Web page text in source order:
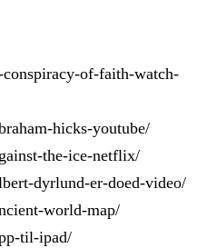
of-faith-watch-
hicks-youtube/
the-ice-netflix/
dyrlund-er-doed-video/
world-map/
til-ipad/